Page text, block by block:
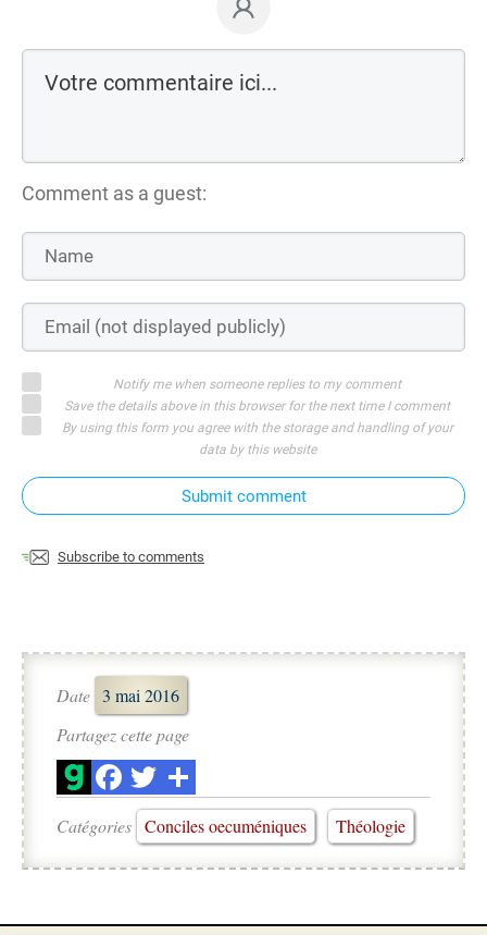
Comment as a guest:
Notify me when someone replies to my comment
Save the details above in this browser for the next time I comment
By using this form you agree with the storage and handling of your
data by this website
Submit comment
Subscribe to comments
Date 3 mai 2016
Partagez cette page
Catégories Conciles oecuméniques Théologie